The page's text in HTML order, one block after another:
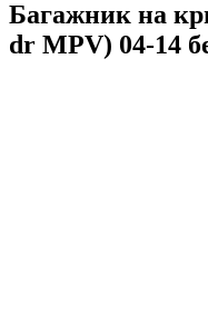
Багажник на
dr MPV) 04-14